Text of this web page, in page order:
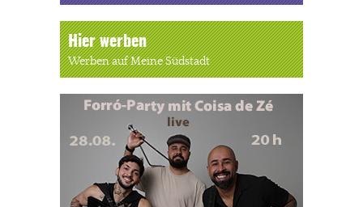
Hier werben
Werben auf Meine Südstadt